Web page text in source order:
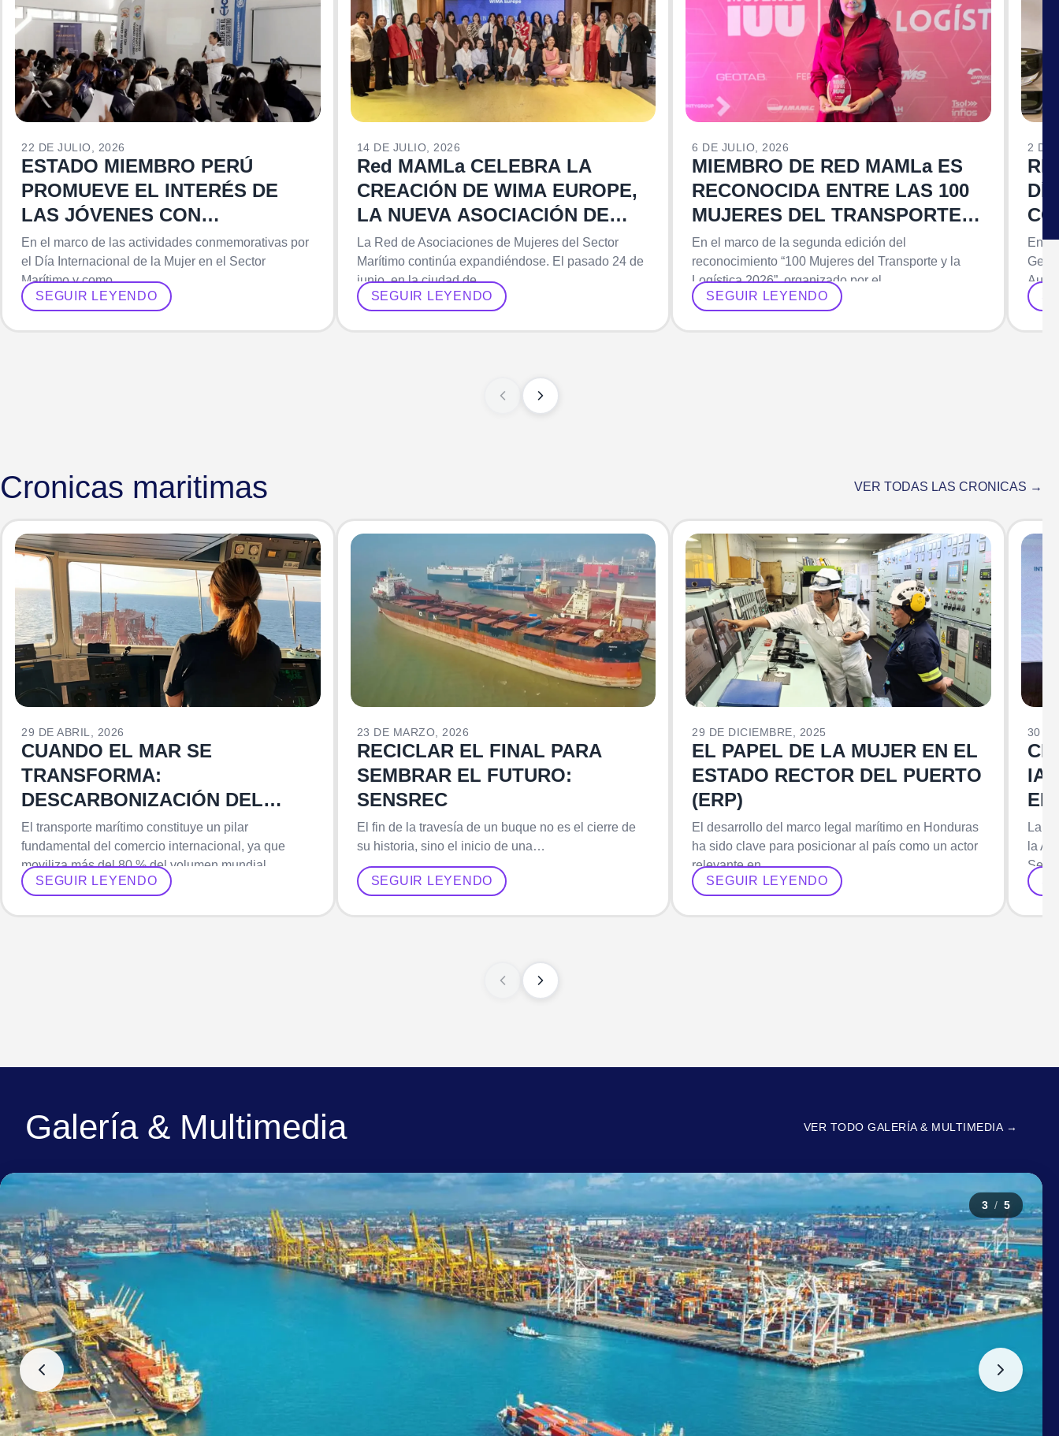
22 DE JULIO, 2026
ESTADO MIEMBRO PERÚ
PROMUEVE EL INTERÉS DE
LAS JÓVENES CON
OPORTUNIDADES DE
DESARROLLO PROFESIONAL
EN EL SECTOR MARÍTIMO
En el marco de las actividades conmemorativas por
el Día Internacional de la Mujer en el Sector
Marítimo y como…
SEGUIR LEYENDO
14 DE JULIO, 2026
Red MAMLa CELEBRA LA
CREACIÓN DE WIMA EUROPE,
LA NUEVA ASOCIACIÓN DE
MUJERES IMPULSADA POR LA
OMI
La Red de Asociaciones de Mujeres del Sector
Marítimo continúa expandiéndose. El pasado 24 de
junio, en la ciudad de…
SEGUIR LEYENDO
6 DE JULIO, 2026
MIEMBRO DE RED MAMLa ES
RECONOCIDA ENTRE LAS 100
MUJERES DEL TRANSPORTE Y
LA LOGÍSTICA 2026
En el marco de la segunda edición del
reconocimiento “100 Mujeres del Transporte y la
Logística 2026”, organizado por el…
SEGUIR LEYENDO
2 DE
En
Cronicas maritimas VER TODAS LAS CRONICAS →
29 DE ABRIL, 2026
CUANDO EL MAR SE
TRANSFORMA:
DESCARBONIZACIÓN DEL
TRANSPORTE MARÍTIMO Y EL
ROL DE LAS MUJERES
El transporte marítimo constituye un pilar
fundamental del comercio internacional, ya que
moviliza más del 80 % del volumen mundial…
SEGUIR LEYENDO
23 DE MARZO, 2026
RECICLAR EL FINAL PARA
SEMBRAR EL FUTURO:
SENSREC
El fin de la travesía de un buque no es el cierre de
su historia, sino el inicio de una…
SEGUIR LEYENDO
29 DE DICIEMBRE, 2025
EL PAPEL DE LA MUJER EN EL
ESTADO RECTOR DEL PUERTO
(ERP)
El desarrollo del marco legal marítimo en Honduras
ha sido clave para posicionar al país como un actor
relevante en…
SEGUIR LEYENDO
30
La
la
Galería & Multimedia VER TODO GALERÍA & MULTIMEDIA →
3 / 5